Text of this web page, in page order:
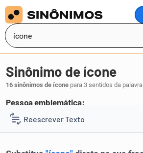
Reescrever Texto
Sinônimo de ícone
16 sinônimos de ícone para 3 sentidos da palavra
Pessoa emblemática:
1 ídolo,imagem.